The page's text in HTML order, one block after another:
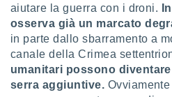
degli
dei
il
aiutare la guerra con i droni.
osserva già un marcato
in parte dallo sbarramento a
canale della Crimea
umanitari possono
serra aggiuntive.